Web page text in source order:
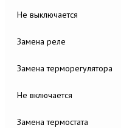
Не выключается
Замена реле
Замена терморегулятора
Не включается
Замена термостата